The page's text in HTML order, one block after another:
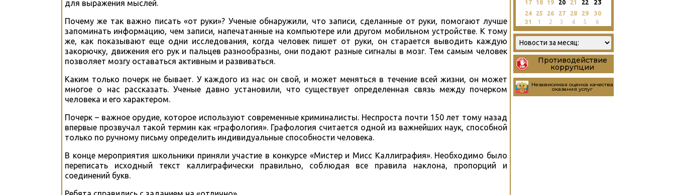
для выражения мыслей.
Почему же так важно писать «от руки»? Ученые обнаружили, что записи, сделанные от руки, помогают лучше
запоминать информацию, чем записи, напечатанные на компьютере или другом мобильном устройстве. К тому
же, как показывают еще одни исследования, когда человек пишет от руки, он старается выводить каждую
закорючку, движения его рук и пальцев разнообразны, они подают разные сигналы в мозг. Тем самым человек
позволяет мозгу оставаться активным и развиваться.
Каким только почерк не бывает. У каждого из нас он свой, и может меняться в течение всей жизни, он может
многое о нас рассказать. Ученые давно установили, что существует определенная связь между почерком
человека и его характером.
Почерк – важное орудие, которое используют современные криминалисты. Неспроста почти 150 лет тому назад
впервые прозвучал такой термин как «графология». Графология считается одной из важнейших наук, способной
только по ручному письму определить индивидуальные способности человека.
В конце мероприятия школьники приняли участие в конкурсе «Мистер и Мисс Каллиграфия». Необходимо было
переписать исходный текст каллиграфически правильно, соблюдая все правила наклона, пропорций и
соединений букв.
17
18 19 20 21 22 23
24 25 26 27 28 29
30
31
1 2 3 4 5 6
Противодействие
коррупции
Независимая оценка качества
оказания услуг